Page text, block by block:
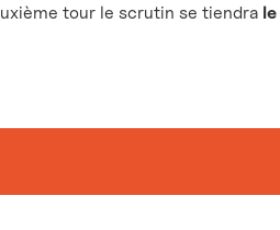
tour le scrutin se tiendra